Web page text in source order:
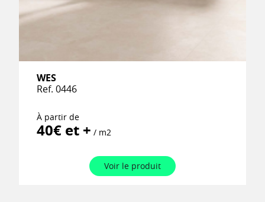
WES
Ref. 0446
À partir de
40€ et + / m2
Voir le produit